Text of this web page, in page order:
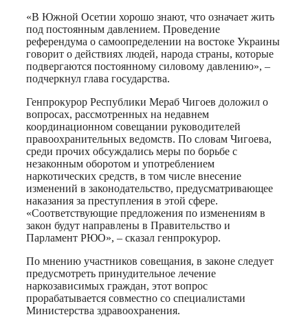
«В Южной Осетии хорошо знают, что означает жить
под постоянным давлением. Проведение
референдума о самоопределении на востоке Украины
говорит о действиях людей, народа страны, которые
подвергаются постоянному силовому давлению», –
подчеркнул глава государства.
Генпрокурор Республики Мераб Чигоев доложил о
вопросах, рассмотренных на недавнем
координационном совещании руководителей
правоохранительных ведомств. По словам Чигоева,
среди прочих обсуждались меры по борьбе с
незаконным оборотом и употреблением
наркотических средств, в том числе внесение
изменений в законодательство, предусматривающее
наказания за преступления в этой сфере.
«Соответствующие предложения по изменениям в
закон будут направлены в Правительство и
Парламент РЮО», – сказал генпрокурор.
По мнению участников совещания, в законе следует
предусмотреть принудительное лечение
наркозависимых граждан, этот вопрос
прорабатывается совместно со специалистами
Министерства здравоохранения.